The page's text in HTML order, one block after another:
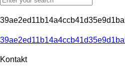
Kontakt